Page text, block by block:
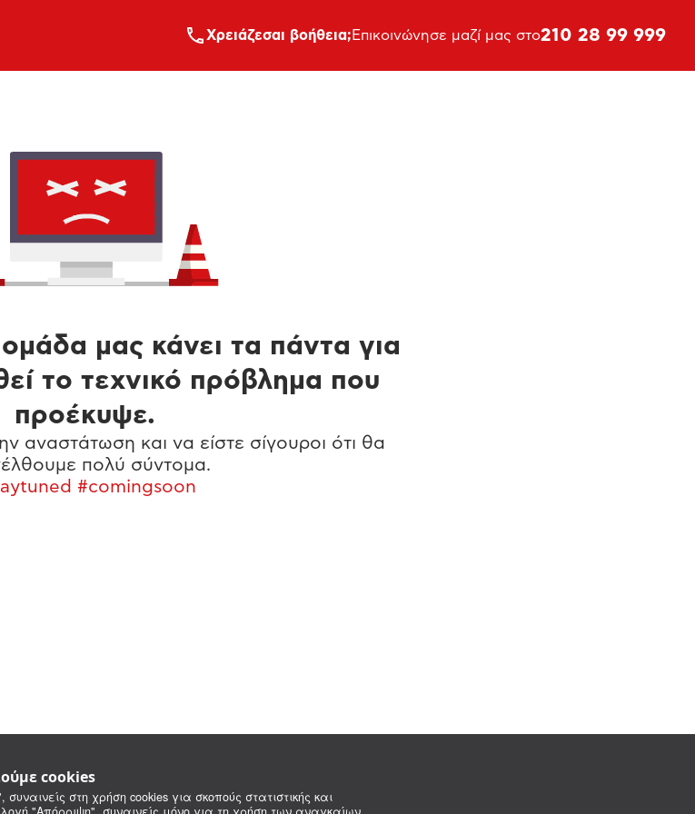
cookies
στη χρήση cookies για σκοπούς στατιστικής και
Xρειάζεσαι βοήθεια; Επικοινώνησε μαζί μας στο210 28 99 999
μας κάνει τα πάντα για
το τεχνικό πρόβλημα που
προέκυψε.
αναστάτωση και να είστε σίγουροι ότι θα
πολύ σύντομα.
#comingsoon